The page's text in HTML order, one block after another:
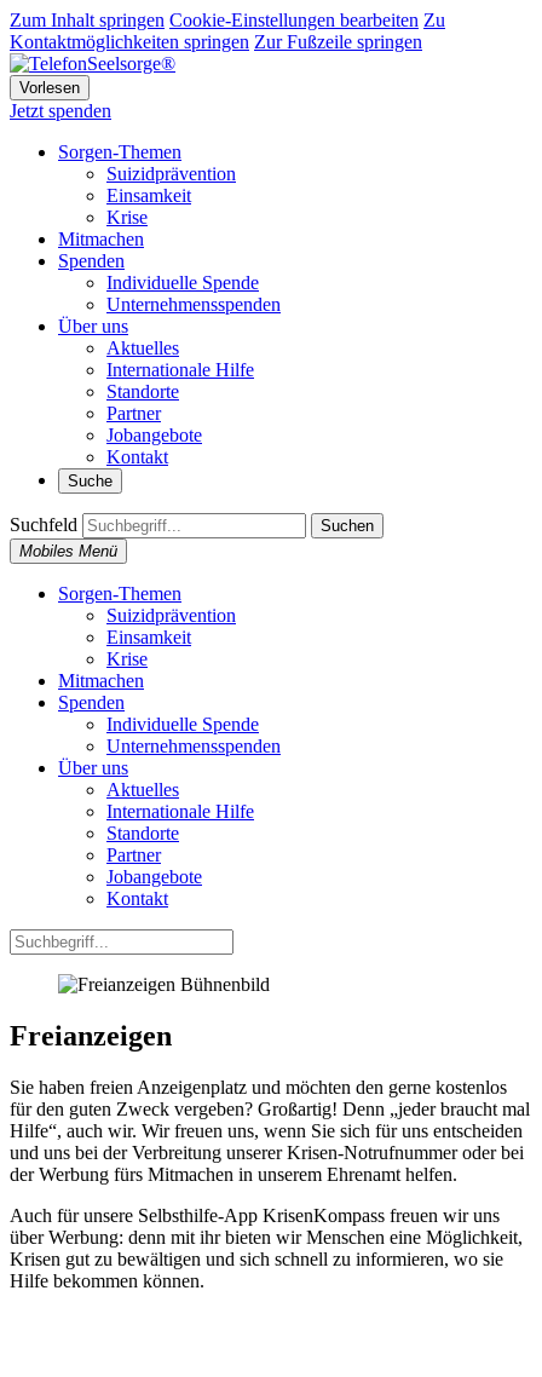
Zum Inhalt springen Cookie-Einstellungen bearbeiten Zu
Kontaktmöglichkeiten springen Zur Fußzeile springen
Vorlesen
Jetzt spenden
Sorgen-Themen
Suizidprävention
Einsamkeit
Krise
Mitmachen
Spenden
Individuelle Spende
Unternehmensspenden
Über uns
Aktuelles
Internationale Hilfe
Standorte
Partner
Jobangebote
Kontakt
Suche
Suchfeld
Suchen
Mobiles Menü
Sorgen-Themen
Suizidprävention
Einsamkeit
Krise
Mitmachen
Spenden
Individuelle Spende
Unternehmensspenden
Über uns
Aktuelles
Internationale Hilfe
Standorte
Partner
Jobangebote
Kontakt
Freianzeigen
Sie haben freien Anzeigenplatz und möchten den gerne kostenlos
für den guten Zweck vergeben? Großartig! Denn „jeder braucht mal
Hilfe“, auch wir. Wir freuen uns, wenn Sie sich für uns entscheiden
und uns bei der Verbreitung unserer Krisen-Notrufnummer oder bei
der Werbung fürs Mitmachen in unserem Ehrenamt helfen.
Auch für unsere Selbsthilfe-App KrisenKompass freuen wir uns
über Werbung: denn mit ihr bieten wir Menschen eine Möglichkeit,
Krisen gut zu bewältigen und sich schnell zu informieren, wo sie
Hilfe bekommen können.